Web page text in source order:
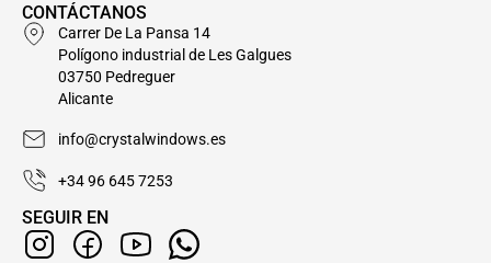
CONTÁCTANOS
Carrer De La Pansa 14
Polígono industrial de Les Galgues
03750 Pedreguer
Alicante
info@crystalwindows.es
+34 96 645 7253
SEGUIR EN